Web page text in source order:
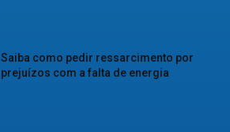
Saiba como pedir ressarcimento por
prejuízos com a falta de energia